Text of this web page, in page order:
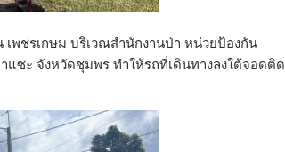
พชรเกษม บริเวณสำนักงานป่า หน่วยป้องกัน
ซะ จังหวัดชุมพร ทำให้รถที่เดินทางลงใต้จอดติด